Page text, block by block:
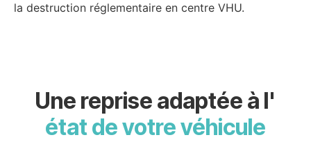
la destruction réglementaire en centre VHU.
Une reprise adaptée à l'
état de votre véhicule